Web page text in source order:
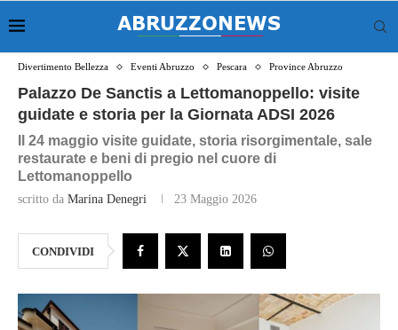
Divertimento Bellezza Eventi Abruzzo Pescara Province Abruzzo
Palazzo De Sanctis a Lettomanoppello: visite
guidate e storia per la Giornata ADSI 2026
Il 24 maggio visite guidate, storia risorgimentale, sale
restaurate e beni di pregio nel cuore di
Lettomanoppello
scritto da Marina Denegri 23 Maggio 2026
CONDIVIDI